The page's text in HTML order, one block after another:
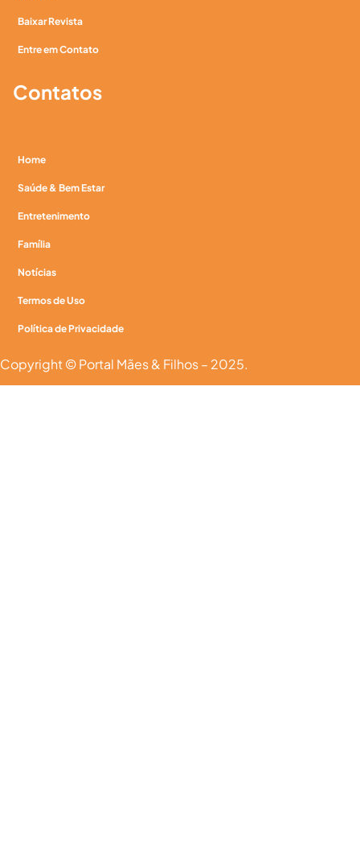
Baixar Revista
Entre em Contato
Contatos
Home
Saúde & Bem Estar
Entretenimento
Família
Notícias
Termos de Uso
Política de Privacidade
Copyright © Portal Mães & Filhos – 2025.